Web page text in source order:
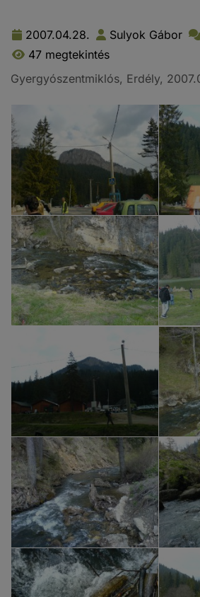
2007.04.28. Sulyok Gábor
47 megtekintés
Gyergyószentmiklós, Erdély,